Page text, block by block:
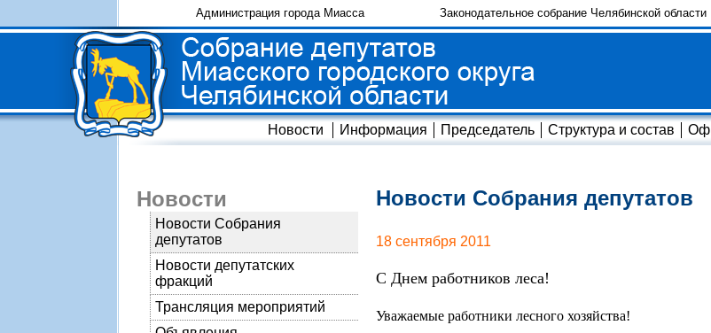
Администрация города Миасса Законодательное собрание Челябинской области
Новости Информация Председатель Структура и состав
Новости
Новости Собрания
депутатов
Новости депутатских
фракций
Трансляция мероприятий
Новости Собрания депутатов
18 сентября 2011
С Днем работников леса!
Уважаемые работники лесного хозяйства!